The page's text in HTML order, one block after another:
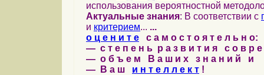
использования вероятностной
Актуальные знания: В соответствии с
и критерием... ...
о ц е н и т е с а м о с т о я т е л ь н о:
— с т е п е н ь р а з в и т и я с о в р
— о б ъ е м В а ш и х з н а н и й и
— В а ш и н т е л л е к т !